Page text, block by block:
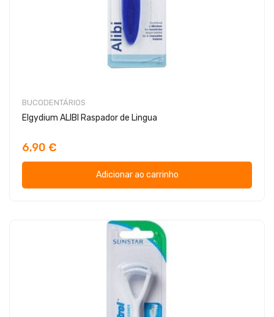
BUCODENTÁRIOS
Elgydium ALIBI Raspador de Lingua
6,90 €
Adicionar ao carrinho